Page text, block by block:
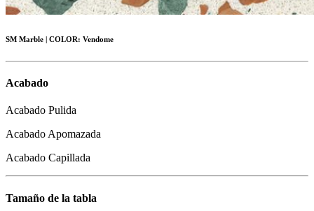
SM Marble | COLOR: Vendome
Acabado
Acabado Pulida
Acabado Apomazada
Acabado Capillada
Tamaño de la tabla